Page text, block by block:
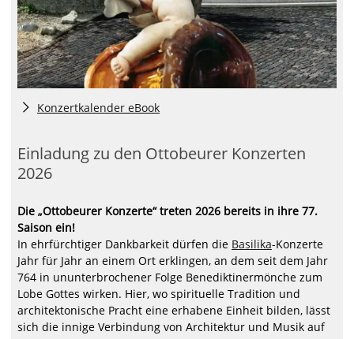
Konzertkalender eBook
Einladung zu den Ottobeurer Konzerten
2026
Die „Ottobeurer Konzerte“ treten 2026 bereits in ihre 77.
Saison ein!
In ehrfürchtiger Dankbarkeit dürfen die Basilika-Konzerte
Jahr für Jahr an einem Ort erklingen, an dem seit dem Jahr
764 in ununterbrochener Folge Benediktinermönche zum
Lobe Gottes wirken. Hier, wo spirituelle Tradition und
architektonische Pracht eine erhabene Einheit bilden, lässt
sich die innige Verbindung von Architektur und Musik auf